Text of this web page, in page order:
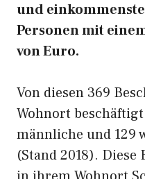
und
Personen mit
von Euro.
Von diesen 369
Wohnort
männliche und 129
(Stand 2018).